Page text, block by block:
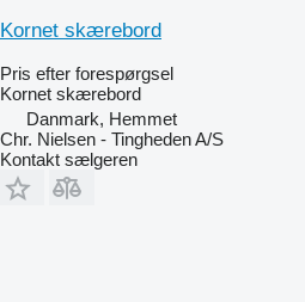
Kornet skærebord
Pris efter forespørgsel
Kornet skærebord
Danmark, Hemmet
Chr. Nielsen - Tingheden A/S
Kontakt sælgeren